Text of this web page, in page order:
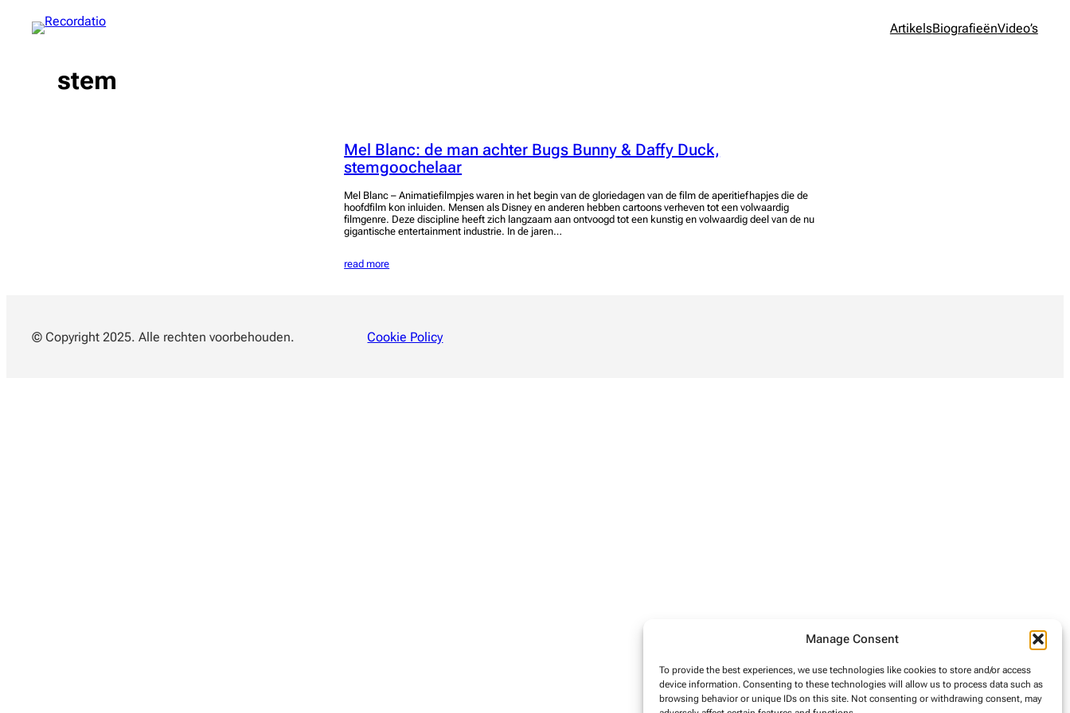
Manage Consent
To provide the best experiences, we use technologies like cookies to store and/or access
device information. Consenting to these technologies will allow us to process data such as
browsing behavior or unique IDs on this site. Not consenting or withdrawing consent, may
ArtikelsBiografieënVideo’s
stem
Mel Blanc: de man achter Bugs Bunny & Daffy Duck,
stemgoochelaar
Mel Blanc – Animatiefilmpjes waren in het begin van de gloriedagen van de film de aperitiefhapjes die de
hoofdfilm kon inluiden. Mensen als Disney en anderen hebben cartoons verheven tot een volwaardig
filmgenre. Deze discipline heeft zich langzaam aan ontvoogd tot een kunstig en volwaardig deel van de nu
gigantische entertainment industrie. In de jaren…
read more
© Copyright 2025. Alle rechten voorbehouden. Cookie Policy